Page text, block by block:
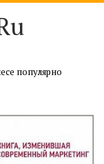
популярно